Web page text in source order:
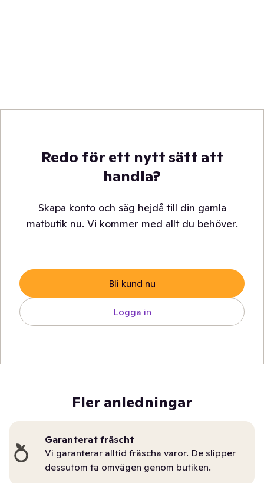
Redo för ett nytt sätt att
handla?
Skapa konto och säg hejdå till din gamla
matbutik nu. Vi kommer med allt du behöver.
Bli kund nu
Logga in
Fler anledningar
Garanterat fräscht
Vi garanterar alltid fräscha varor. De slipper
dessutom ta omvägen genom butiken.